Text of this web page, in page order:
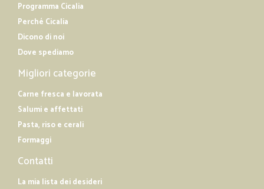
Programma Cicalia
Perché Cicalia
Dicono di noi
Dove spediamo
Migliori categorie
Carne fresca e lavorata
Salumi e affettati
Pasta, riso e cerali
Formaggi
Contatti
La mia lista dei desideri